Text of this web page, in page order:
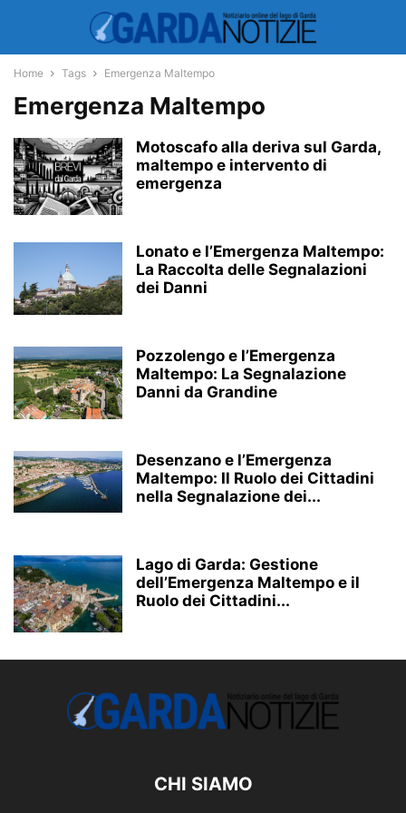
Home Tags Emergenza Maltempo
Emergenza Maltempo
Motoscafo alla deriva sul Garda,
maltempo e intervento di
emergenza
Lonato e l’Emergenza Maltempo:
La Raccolta delle Segnalazioni
dei Danni
Pozzolengo e l’Emergenza
Maltempo: La Segnalazione
Danni da Grandine
Desenzano e l’Emergenza
Maltempo: Il Ruolo dei Cittadini
nella Segnalazione dei...
Lago di Garda: Gestione
dell’Emergenza Maltempo e il
Ruolo dei Cittadini...
CHI SIAMO